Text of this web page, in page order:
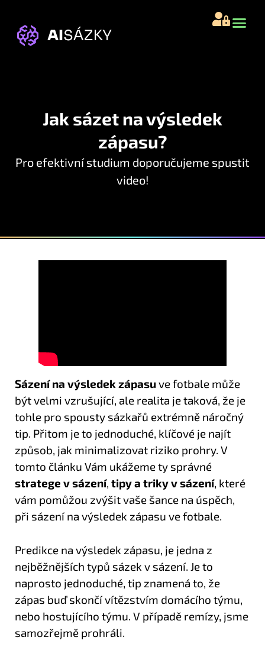
Jak sázet na výsledek
zápasu?
Pro efektivní studium doporučujeme spustit
video!
Sázení na výsledek zápasuve fotbale může
být velmi vzrušující, ale realita je taková, že je
tohle pro spousty sázkařů extrémně náročný
tip. Přitom je to jednoduché, klíčové je najít
způsob, jak minimalizovat riziko prohry. V
tomto článku Vám ukážeme ty správné
stratege v sázení, tipy a triky v sázení, které
vám pomůžou zvýšit vaše šance na úspěch,
při sázení na výsledek zápasu ve fotbale.
Predikce na výsledek zápasu, je jedna z
nejběžnějších typů sázek v sázení. Je to
naprosto jednoduché, tip znamená to, že
zápas buď skončí vítězstvím domácího týmu,
nebo hostujícího týmu. V případě remízy, jsme
samozřejmě prohráli.